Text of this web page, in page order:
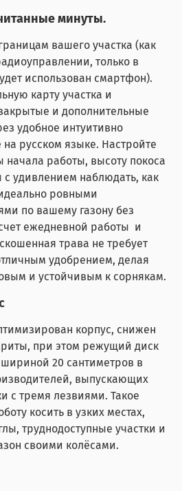
минуты.
вашего участка (как
только в
использован смартфон).
карту участка и
и дополнительные
удобное интуитивно
русском языке. Настройте
работы, высоту покоса
с удивлением наблюдать, как
ровными
по вашему газону без
ежедневной работы и
трава не требует
удобрением, делая
и устойчивым к сорнякам.
корпус, снижен
при этом режущий диск
20 сантиметров в
выпускающих
с тремя лезвиями. Такое
косить в узких местах,
труднодоступные участки и
своими колёсами.